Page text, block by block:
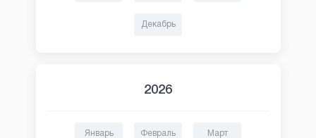
Декабрь
2026
Январь Февраль Март